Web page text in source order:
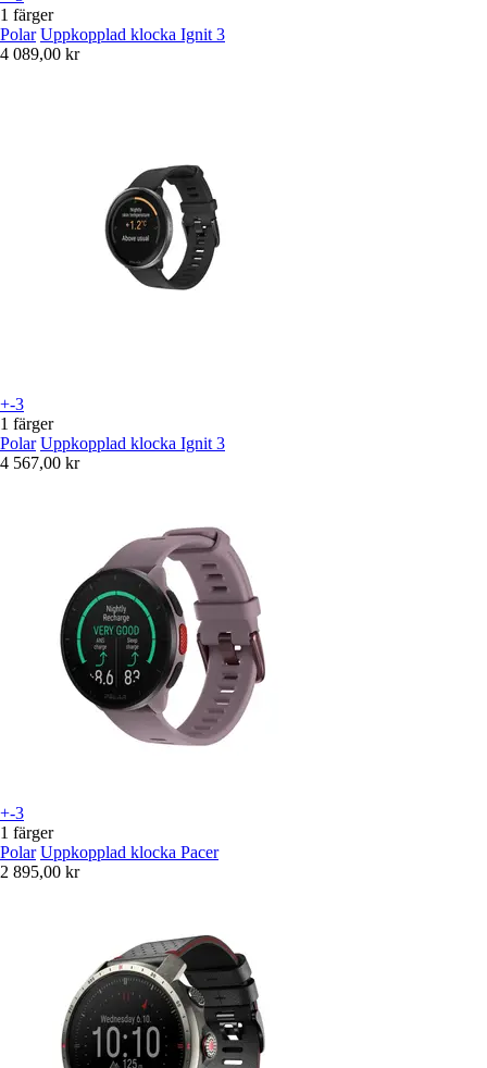
1 färger
Polar Uppkopplad klocka Ignit 3
4 089,00 kr
+-3
1 färger
Polar Uppkopplad klocka Ignit 3
4 567,00 kr
+-3
1 färger
Polar Uppkopplad klocka Pacer
2 895,00 kr